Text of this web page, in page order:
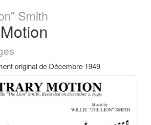
Smith
original de Décembre 1949